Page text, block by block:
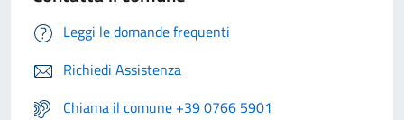
Leggi le domande frequenti
Richiedi Assistenza
Chiama il comune +39 0766 5901